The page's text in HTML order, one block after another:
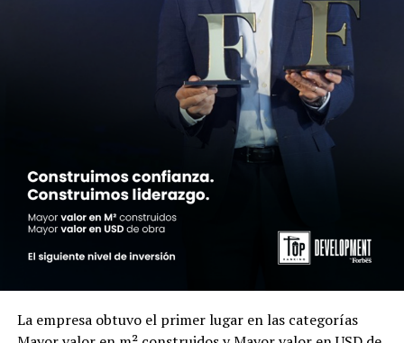
La empresa obtuvo el primer lugar en las categorías